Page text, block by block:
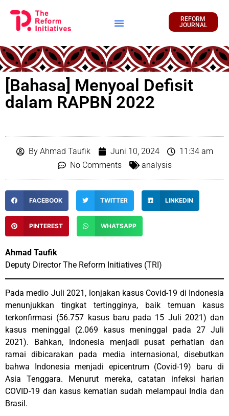
REFORM
JOURNAL
[Bahasa] Menyoal Defisit
dalam RAPBN 2022
ByAhmad Taufik Juni 10, 2024
11:34 am
No Comments
analysis
FACEBOOK TWITTER LINKEDIN
PINTEREST WHATSAPP
Ahmad Taufik
Deputy Director The Reform Initiatives (TRI)
Pada medio Juli 2021, lonjakan kasus Covid-19 di Indonesia
menunjukkan tingkat tertingginya, baik temuan kasus
terkonfirmasi (56.757 kasus baru pada 15 Juli 2021) dan
kasus meninggal (2.069 kasus meninggal pada 27 Juli
2021). Bahkan, Indonesia menjadi pusat perhatian dan
ramai dibicarakan pada media internasional, disebutkan
bahwa Indonesia menjadi epicentrum (Covid-19) baru di
Asia Tenggara. Menurut mereka, catatan infeksi harian
COVID-19 dan kasus kematian sudah melampaui India dan
Brasil.